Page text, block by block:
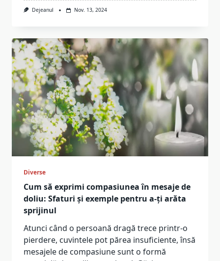
Dejeanul Nov. 13, 2024
Diverse
Cum să exprimi compasiunea în mesaje de
doliu: Sfaturi și exemple pentru a-ți arăta
sprijinul
Atunci când o persoană dragă trece printr-o
pierdere, cuvintele pot părea insuficiente, însă
mesajele de compasiune sunt o formă